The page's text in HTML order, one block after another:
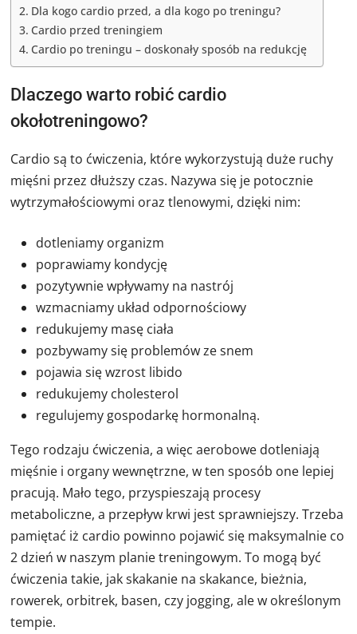
Dla kogo cardio przed, a dla kogo po treningu?
Cardio przed treningiem
Cardio po treningu – doskonały sposób na redukcję
Dlaczego warto robić cardio
okołotreningowo?
Cardio są to ćwiczenia, które wykorzystują duże ruchy
mięśni przez dłuższy czas. Nazywa się je potocznie
wytrzymałościowymi oraz tlenowymi, dzięki nim:
dotleniamy organizm
poprawiamy kondycję
pozytywnie wpływamy na nastrój
wzmacniamy układ odpornościowy
redukujemy masę ciała
pozbywamy się problemów ze snem
pojawia się wzrost libido
redukujemy cholesterol
regulujemy gospodarkę hormonalną.
Tego rodzaju ćwiczenia, a więc aerobowe dotleniają
mięśnie i organy wewnętrzne, w ten sposób one lepiej
pracują. Mało tego, przyspieszają procesy
metaboliczne, a przepływ krwi jest sprawniejszy. Trzeba
pamiętać iż cardio powinno pojawić się maksymalnie co
2 dzień w naszym planie treningowym. To mogą być
ćwiczenia takie, jak skakanie na skakance, bieżnia,
rowerek, orbitrek, basen, czy jogging, ale w określonym
tempie.